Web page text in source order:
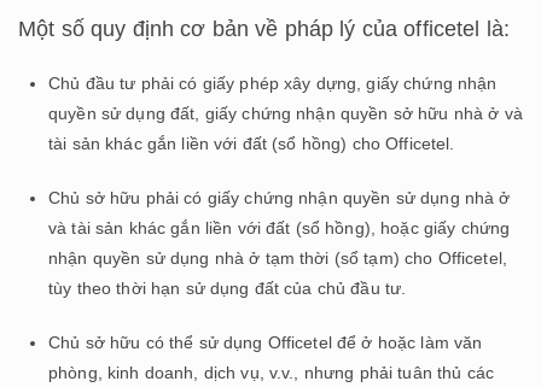
Một số quy định cơ bản về pháp lý của officetel là:
Chủ đầu tư phải có giấy phép xây dựng, giấy chứng nhận
quyền sử dụng đất, giấy chứng nhận quyền sở hữu nhà ở và
tài sản khác gắn liền với đất (sổ hồng) cho Officetel.
Chủ sở hữu phải có giấy chứng nhận quyền sử dụng nhà ở
và tài sản khác gắn liền với đất (sổ hồng), hoặc giấy chứng
nhận quyền sử dụng nhà ở tạm thời (sổ tạm) cho Officetel,
tùy theo thời hạn sử dụng đất của chủ đầu tư.
Chủ sở hữu có thể sử dụng Officetel để ở hoặc làm văn
phòng, kinh doanh, dịch vụ, v.v., nhưng phải tuân thủ các